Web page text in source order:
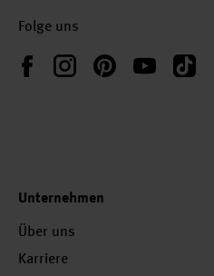
Folge uns
FacebookInstagramPinterestYouTube
Unternehmen
Über uns
Karriere